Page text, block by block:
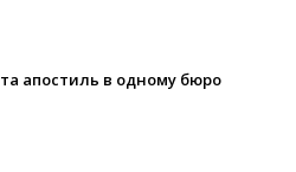
апостиль в одному бюро